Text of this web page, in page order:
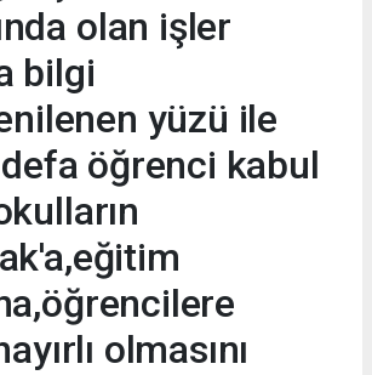
olan işler
bilgi
yüzü ile
öğrenci kabul
olmasını